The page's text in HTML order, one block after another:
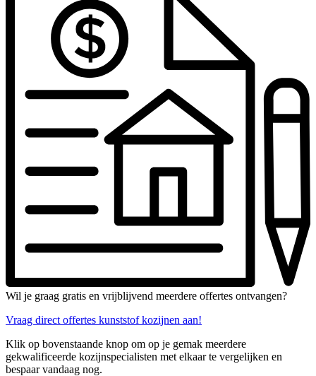
Wil je graag gratis en vrijblijvend meerdere offertes ontvangen?
Vraag direct offertes kunststof kozijnen aan!
Klik op bovenstaande knop om op je gemak meerdere
gekwalificeerde kozijnspecialisten met elkaar te vergelijken en
bespaar vandaag nog.